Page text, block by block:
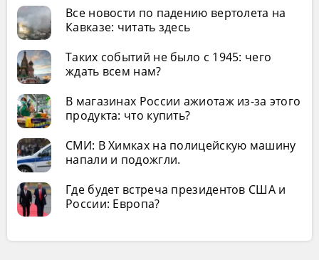
Все новости по падению вертолета на
Кавказе: читать здесь
Таких событий не было с 1945: чего
ждать всем нам?
В магазинах России ажиотаж из-за этого
продукта: что купить?
СМИ: В Химках на полицейскую машину
напали и подожгли.
Где будет встреча президентов США и
России: Европа?